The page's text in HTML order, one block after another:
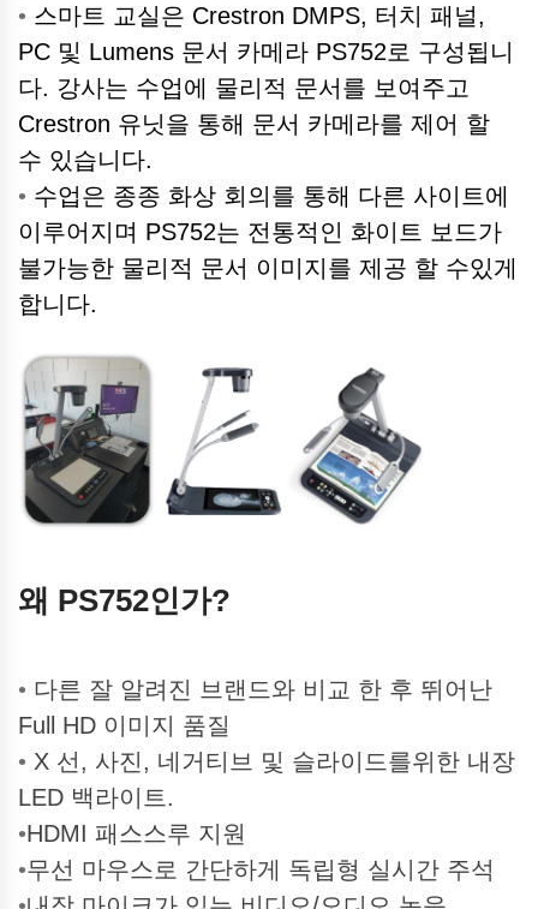
• 스마트 교실은 Crestron DMPS, 터치 패널,
PC 및 Lumens 문서 카메라 PS752로 구성됩니
다. 강사는 수업에 물리적 문서를 보여주고
Crestron 유닛을 통해 문서 카메라를 제어 할
수 있습니다.
• 수업은 종종 화상 회의를 통해 다른 사이트에
이루어지며 PS752는 전통적인 화이트 보드가
불가능한 물리적 문서 이미지를 제공 할 수있게
합니다.
왜 PS752인가?
• 다른 잘 알려진 브랜드와 비교 한 후 뛰어난
Full HD 이미지 품질
• X 선, 사진, 네거티브 및 슬라이드를위한 내장
LED 백라이트.
•HDMI 패스스루 지원
•무선 마우스로 간단하게 독립형 실시간 주석